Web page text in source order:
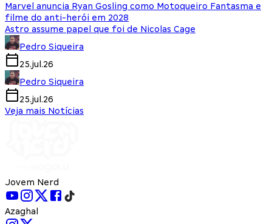
Marvel anuncia Ryan Gosling como Motoqueiro Fantasma e
filme do anti-herói em 2028
Astro assume papel que foi de Nicolas Cage
Pedro Siqueira
25.jul.26
Pedro Siqueira
25.jul.26
Veja mais Notícias
Jovem Nerd
Azaghal